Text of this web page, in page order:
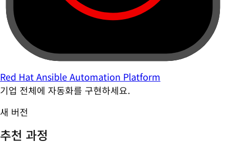
Red Hat Ansible Automation Platform
기업 전체에 자동화를 구현하세요.
새 버전
추천 과정